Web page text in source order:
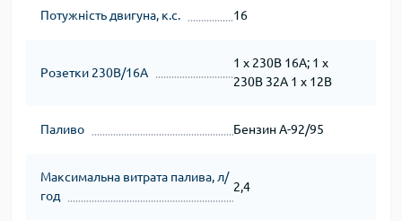
Потужність двигуна, к.с. 16
Розетки 230В/16А
1 х 230В 16А; 1 х
230В 32А 1 х 12В
Паливо Бензин А-92/95
Максимальна витрата палива, л/
год
2,4